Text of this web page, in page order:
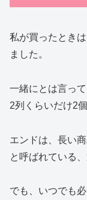
私が買ったとき
ました。
一緒にとは言っ
2列くらいだけ2
エンドは、長い
と呼ばれている
でも、いつでも